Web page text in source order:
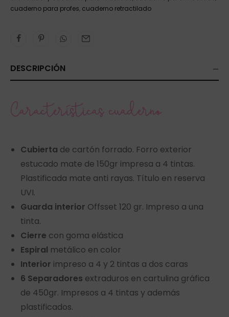
cuaderno para profes, cuaderno retractilado
DESCRIPCIÓN
Características cuaderno
Cubierta de cartón forrado. Forro exterior
estucado mate de 150gr impresa a 4 tintas.
Plastificada mate anti rayas. Título en reserva
UVI.
Guarda interior Offsset 120 gr. Impreso a una
tinta.
Cierre con goma elástica
Espiral metálico en color
Interior impreso a 4 y 2 tintas a dos caras
6 Separadores extraduros en cartulina gráfica
de 450gr. Impresos a 4 tintas y además
plastificados.